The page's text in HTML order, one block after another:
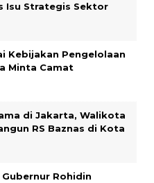
Isu Strategis Sektor
Kebijakan Pengelolaan
Minta Camat
di Jakarta, Walikota
RS Baznas di Kota
Rohidin